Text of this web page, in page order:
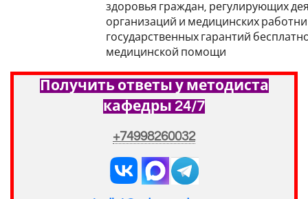
здоровья граждан, регулирующих
организаций и медицинских
государственных гарантий
медицинской помощи
Получить ответы у методиста
кафедры 24/7
+74998260032